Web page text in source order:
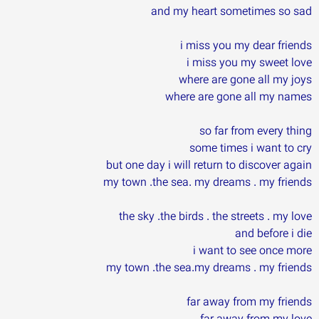
and my heart sometimes so sad
i miss you my dear friends
i miss you my sweet love
where are gone all my joys
where are gone all my names
so far from every thing
some times i want to cry
but one day i will return to discover again
my town .the sea. my dreams . my friends
the sky .the birds . the streets . my love
and before i die
i want to see once more
my town .the sea.my dreams . my friends
far away from my friends